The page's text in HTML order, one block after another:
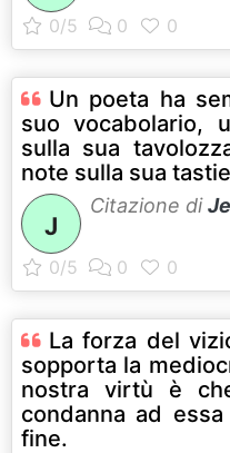
Un poeta ha
suo vocabolario,
sulla sua
note sulla sua
J
Citazione di
La forza del
sopporta la
nostra virtù è
condanna ad
fine.